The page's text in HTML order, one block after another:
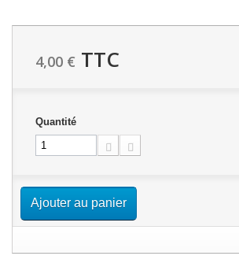
4,00 € TTC
Quantité
Ajouter au panier